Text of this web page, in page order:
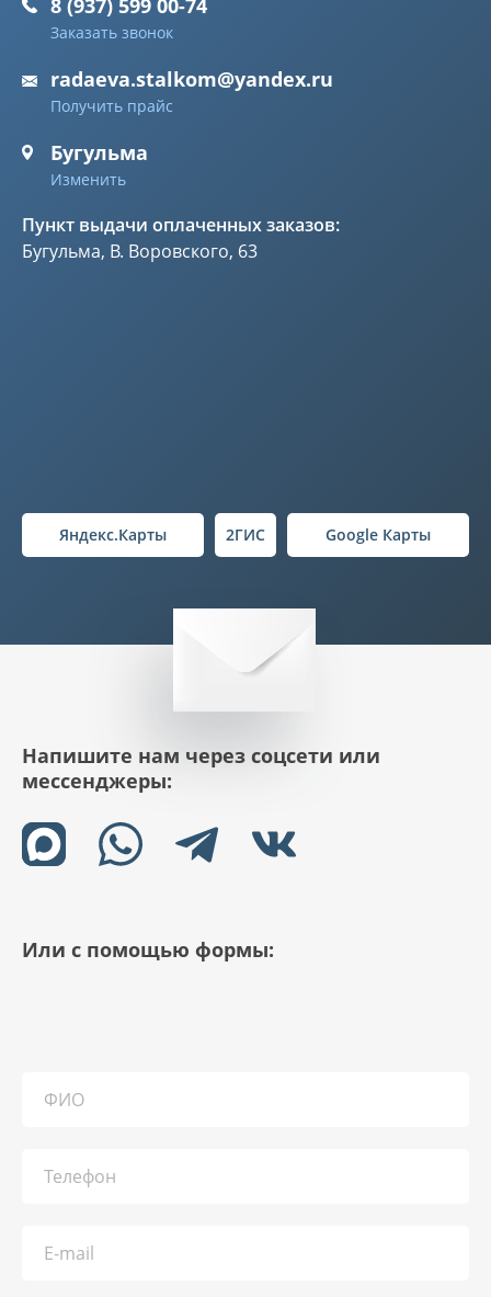
8 (937) 599 00-74
Заказать звонок
radaeva.stalkom@yandex.ru
Получить прайс
Бугульма
Изменить
Пункт выдачи оплаченных заказов:
Бугульма, В. Воровского, 63
Яндекс.Карты 2ГИС Google Карты
Напишите нам через соцсети или
мессенджеры:
Или с помощью формы: